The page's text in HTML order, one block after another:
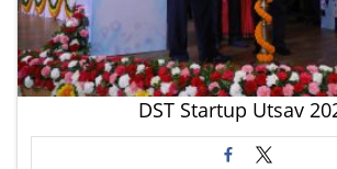
DST Startup Utsav